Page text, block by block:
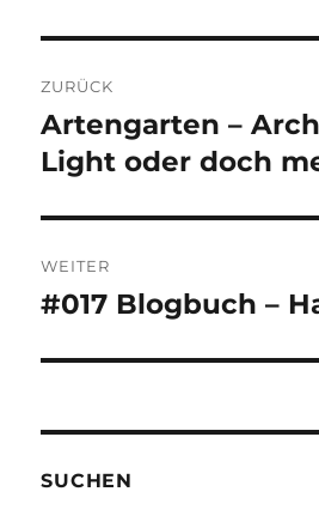
ZURÜCK
Vorheriger
Beitrag:
Artengarten –
Light oder doch
WEITER
Nächster
#017 Blogbuch –
SUCHEN